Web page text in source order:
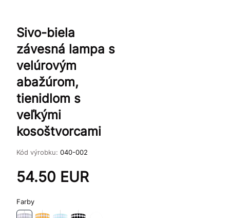
Sivo-biela
závesná lampa s
velúrovým
abažúrom,
tienidlom s
veľkými
kosoštvorcami
Kód výrobku: 040-002
54.50 EUR
Farby